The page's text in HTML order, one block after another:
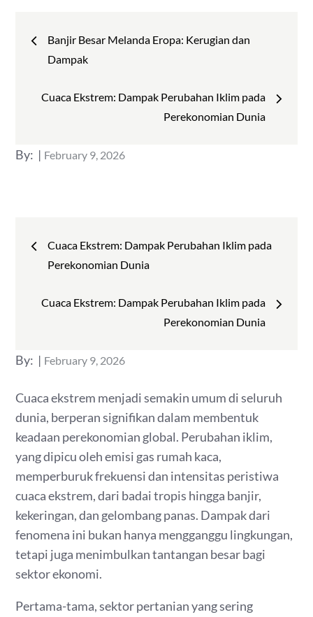
Post
navigation
Banjir Besar Melanda Eropa: Kerugian dan
Dampak
Cuaca Ekstrem: Dampak Perubahan Iklim pada
Perekonomian Dunia
By:
Posted
February 9, 2026
Post
navigation
Cuaca Ekstrem: Dampak Perubahan Iklim pada
Perekonomian Dunia
Cuaca Ekstrem: Dampak Perubahan Iklim pada
Perekonomian Dunia
By:
Posted
February 9, 2026
Cuaca ekstrem menjadi semakin umum di seluruh
dunia, berperan signifikan dalam membentuk
keadaan perekonomian global. Perubahan iklim,
yang dipicu oleh emisi gas rumah kaca,
memperburuk frekuensi dan intensitas peristiwa
cuaca ekstrem, dari badai tropis hingga banjir,
kekeringan, dan gelombang panas. Dampak dari
fenomena ini bukan hanya mengganggu lingkungan,
tetapi juga menimbulkan tantangan besar bagi
sektor ekonomi.
Pertama-tama, sektor pertanian yang sering